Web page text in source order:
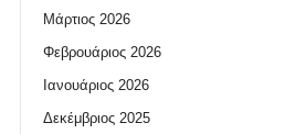
Μάρτιος 2026
Φεβρουάριος 2026
Ιανουάριος 2026
Δεκέμβριος 2025